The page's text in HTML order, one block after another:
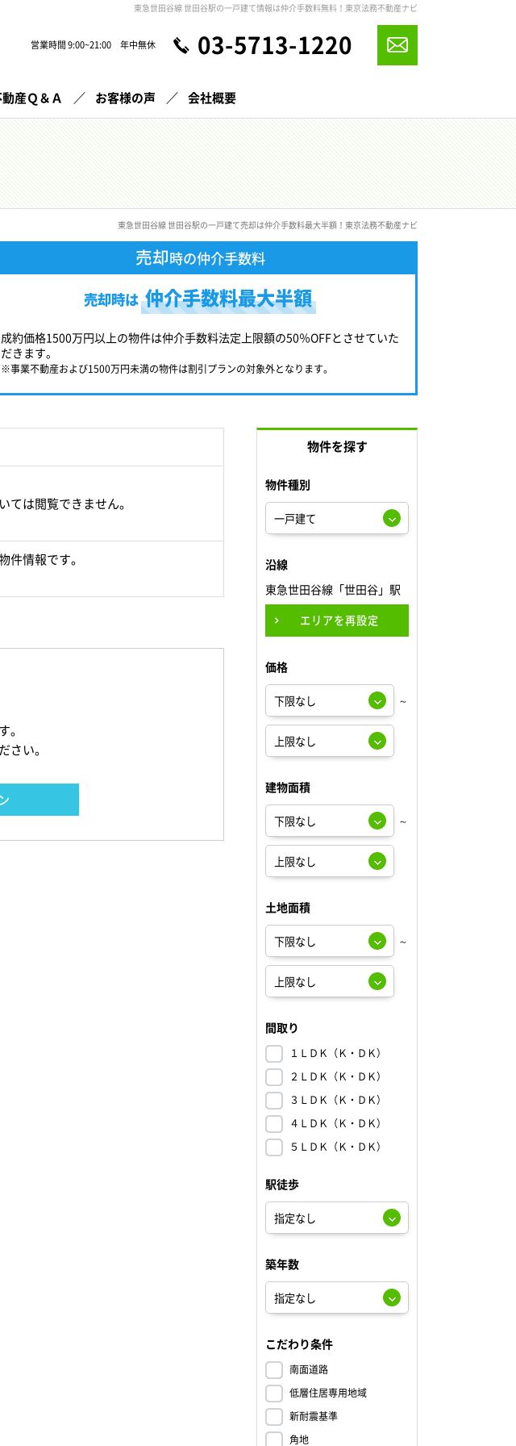
東急世田谷線 世田谷駅の一戸建て情報は仲介手数料無料！東京法務不動産ナビ
営業時間 9:00~21:00 年中無休 03-5713-1220
産Ｑ＆Ａ お客様の声 会社概要
東急世田谷線 世田谷駅の一戸建て売却は仲介手数料最大半額！東京法務不動産ナビ
売却時の仲介手数料
売却時は 仲介手数料最大半額
成約価格1500万円以上の物件は仲介手数料法定上限額の50％OFFとさせていた
だきます。
※事業不動産および1500万円未満の物件は割引プランの対象外となります。
は閲覧できません。
件情報です。
。
い。
物件を探す
物件種別
沿線
東急世田谷線「世田谷」駅
エリアを再設定
価格
～
建物面積
～
土地面積
～
間取り
１ＬＤＫ（Ｋ・ＤＫ）
２ＬＤＫ（Ｋ・ＤＫ）
３ＬＤＫ（Ｋ・ＤＫ）
４ＬＤＫ（Ｋ・ＤＫ）
５ＬＤＫ（Ｋ・ＤＫ）
駅徒歩
築年数
こだわり条件
南面道路
低層住居専用地域
新耐震基準
角地